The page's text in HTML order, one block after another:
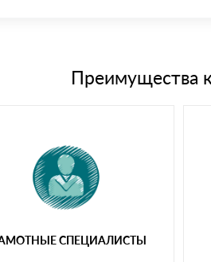
банковским картамПреимущества
СПЕЦИАЛИСТЫ